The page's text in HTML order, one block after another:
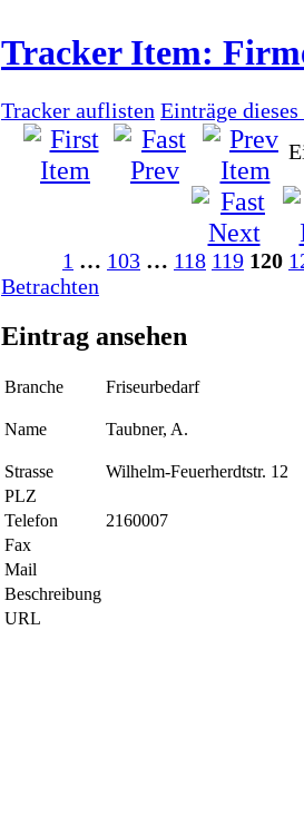
Tracker Item:
Tracker auflisten Einträge dieses
1 … 103 … 118 119 120
Betrachten
Eintrag ansehen
Branche Friseurbedarf
Name Taubner, A.
Strasse
Wilhelm-Feuerherdtstr. 12
PLZ
Telefon
2160007
Fax
Mail
Beschreibung
URL